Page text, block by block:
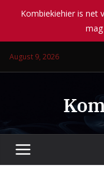
Kombiekiehier is net
August 9, 2026